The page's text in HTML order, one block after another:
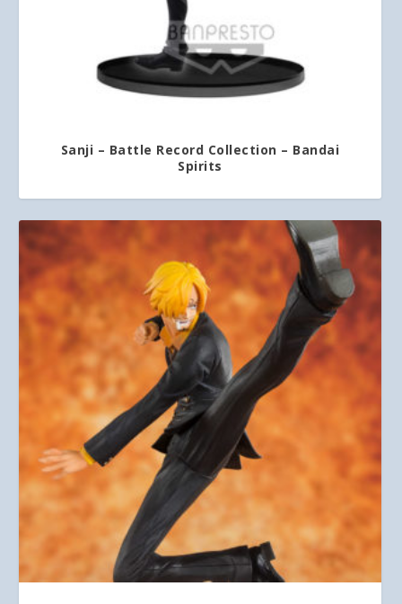
Sanji – Battle Record Collection – Bandai
Spirits